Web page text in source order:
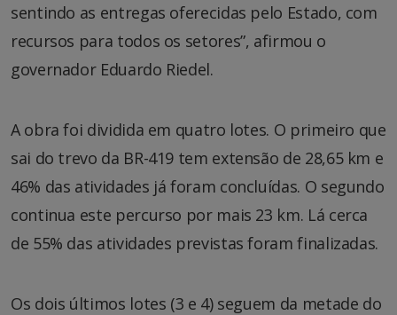
sentindo as entregas oferecidas pelo Estado, com
recursos para todos os setores”, afirmou o
governador Eduardo Riedel.
A obra foi dividida em quatro lotes. O primeiro que
sai do trevo da BR-419 tem extensão de 28,65 km e
46% das atividades já foram concluídas. O segundo
continua este percurso por mais 23 km. Lá cerca
de 55% das atividades previstas foram finalizadas.
Os dois últimos lotes (3 e 4) seguem da metade do